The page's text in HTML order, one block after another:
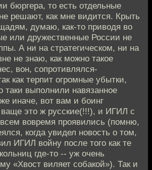
бюргера, то есть отдельные
решают, как мне видится. Крыть
думаю, как-то приводя во
или дружественные России не
А ни на стратегическом, ни на
не знаю, как можно такое
вон, сопротивлялся-
как терпит огромные убытки,
таки выполнили навязанное
иначе, вот вам и боинг
это ж русские(!!!), и ИГИЛ с
вовремя проявились (помню,
когда увидел новость о том,
ИГИЛ войну после того как те
где-то -- уж очень
«Хвост виляет собакой»). Так и